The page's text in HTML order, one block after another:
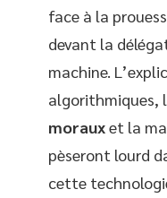
face à la
devant la
machine.
algorithmiques,
morauxet la
pèseront lourd
cette